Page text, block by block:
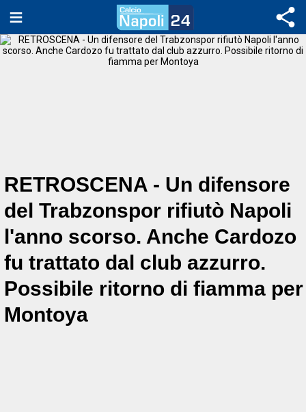
RETROSCENA - Un difensore
del Trabzonspor rifiutò Napoli
l'anno scorso. Anche Cardozo
fu trattato dal club azzurro.
Possibile ritorno di fiamma per
Montoya